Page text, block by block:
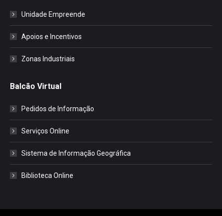
Unidade Empreende
Apoios e Incentivos
Zonas Industriais
Balcão Virtual
Pedidos de Informação
Serviços Online
Sistema de Informação Geográfica
Biblioteca Online